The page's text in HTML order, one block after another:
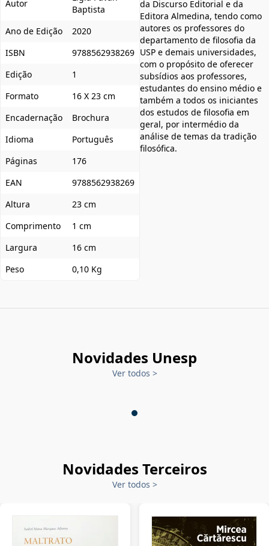
Autor
Baptista
Ano de Edição
2020
ISBN
9788562938269
Edição
1
Formato
16 X 23 cm
Encadernação
Brochura
Idioma
Português
Páginas
176
EAN
9788562938269
Altura
23 cm
Comprimento
1 cm
Largura
16 cm
Peso
0,10 Kg
da Discurso Editorial e da
Editora Almedina, tendo como
autores os professores do
departamento de filosofia da
USP e demais universidades,
com o propósito de oferecer
subsídios aos professores,
estudantes do ensino médio e
também a todos os iniciantes
dos estudos de filosofia em
geral, por intermédio da
análise de temas da tradição
filosófica.
Novidades Unesp
Ver todos >
Novidades Terceiros
Ver todos >